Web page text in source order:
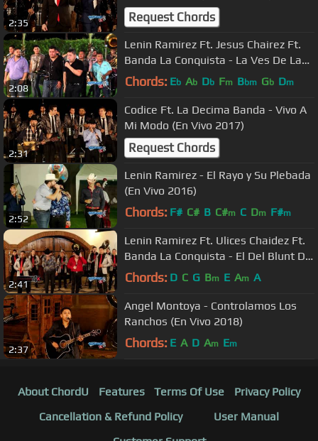
2:35 Request Chords
2:08
Lenin Ramirez Ft. Jesus Chairez Ft.
Banda La Conquista - La Ves De Las
Huertas (En Vivo 2015)
Chords: Eb Ab Db Fm Bbm Gb Dm
2:31
Codice Ft. La Decima Banda - Vivo A
Mi Modo (En Vivo 2017)
Request Chords
2:52
Lenin Ramirez - El Rayo y Su Plebada
(En Vivo 2016)
Chords: F# C# B C#m C Dm F#m
2:41
Lenin Ramirez Ft. Ulices Chaidez Ft.
Banda La Conquista - El Del Blunt De
Mot4 (En Vivo 2017)
Chords: D C G Bm E Am A
2:37
Angel Montoya - Controlamos Los
Ranchos (En Vivo 2018)
Chords: E A D Am Em
About ChordU Features Terms Of Use
Privacy Policy
Cancellation & Refund Policy
User Manual